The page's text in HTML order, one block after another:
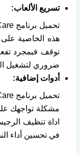
تسريع الألعاب:
هذه الخاصية على
ضروري لتشغيل
أدوات إضافية:
مشكلة تواجهك
في تحسين أداء